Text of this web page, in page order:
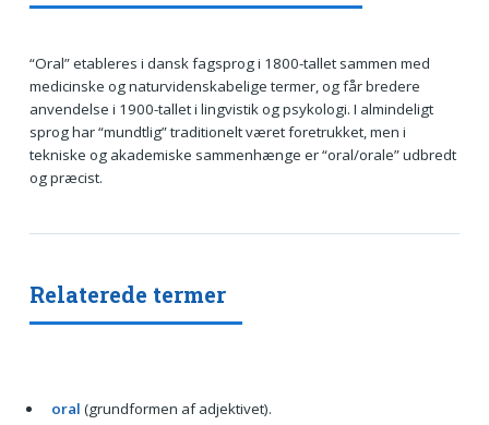
“Oral” etableres i dansk fagsprog i 1800-tallet sammen med
medicinske og naturvidenskabelige termer, og får bredere
anvendelse i 1900-tallet i lingvistik og psykologi. I almindeligt
sprog har “mundtlig” traditionelt været foretrukket, men i
tekniske og akademiske sammenhænge er “oral/orale” udbredt
og præcist.
Relaterede termer
oral (grundformen af adjektivet).